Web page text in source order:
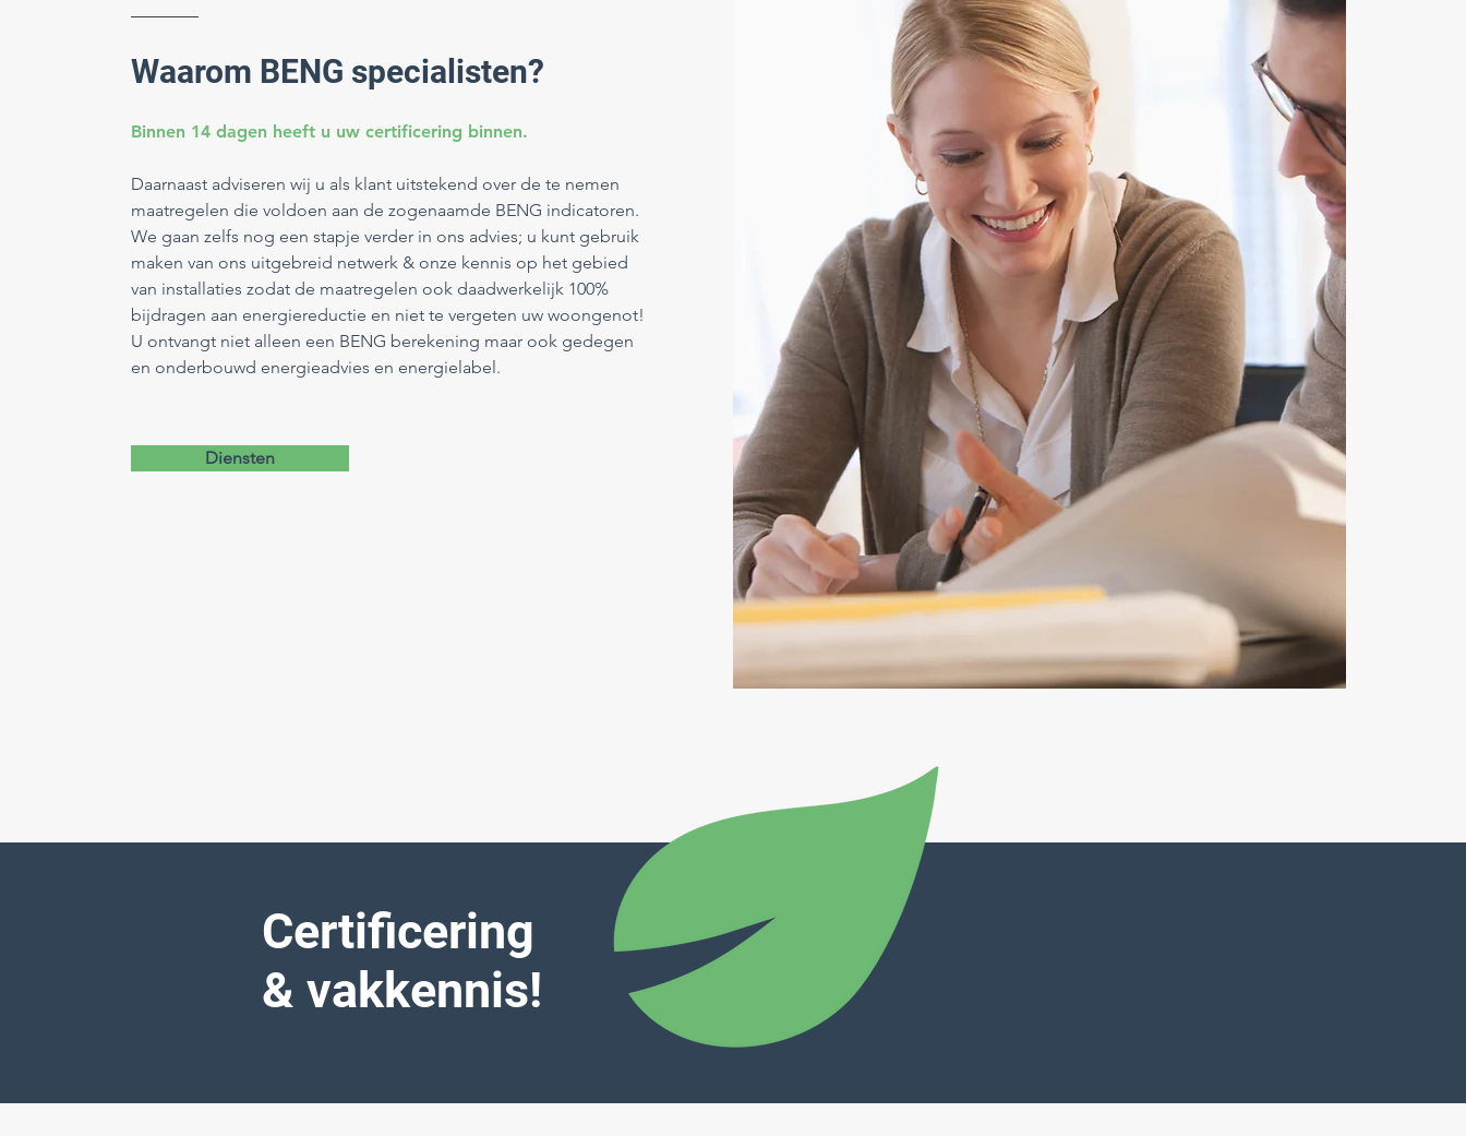
Waarom BENG specialisten?
Binnen 14 dagen heeft u uw certificering binnen.
Daarnaast adviseren wij u als klant uitstekend over de te nemen
maatregelen die voldoen aan de zogenaamde BENG indicatoren.
We gaan zelfs nog een stapje verder in ons advies; u kunt gebruik
maken van ons uitgebreid netwerk & onze kennis op het gebied
van installaties zodat de maatregelen ook daadwerkelijk 100%
bijdragen aan energiereductie en niet te vergeten uw woongenot!
U ontvangt niet alleen een BENG berekening maar ook gedegen
en onderbouwd energieadvies en energielabel.
Diensten
Certificering
& vakkennis!